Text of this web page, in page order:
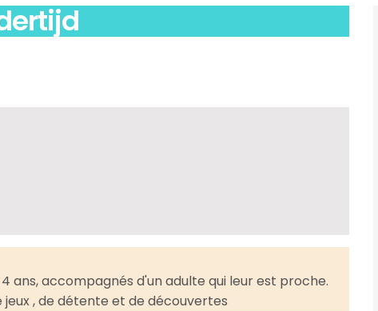
ans, accompagnés d'un adulte qui leur est proche.
, de détente et de découvertes